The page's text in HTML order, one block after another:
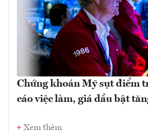
Chứng khoán Mỹ sụt điểm
cáo việc làm, giá dầu bật
Xem thêm